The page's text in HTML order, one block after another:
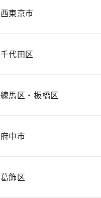
西東京市
千代田区
練馬区・板橋区
府中市
葛飾区